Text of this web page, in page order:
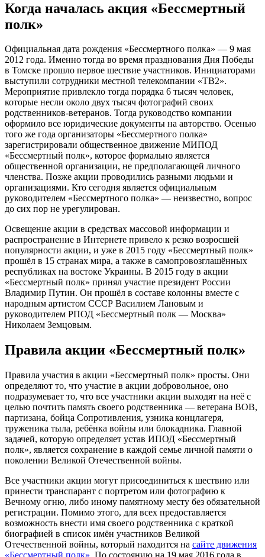
Когда началась акция «Бессмертный
полк»
Официальная дата рождения «Бессмертного полка» — 9 мая
2012 года. Именно тогда во время празднования Дня Победы
в Томске прошло первое шествие участников. Инициаторами
выступили сотрудники местной телекомпании «ТВ2».
Мероприятие привлекло тогда порядка 6 тысяч человек,
которые несли около двух тысяч фотографий своих
родственников-ветеранов. Тогда руководство компании
оформило все юридические документы на авторство. Осенью
того же года организаторы «Бессмертного полка»
зарегистрировали общественное движение МИПОД
«Бессмертный полк», которое формально является
общественной организации, не предполагающей личного
членства. Позже акции проводились разными людьми и
организациями. Кто сегодня является официальным
руководителем «Бессмертного полка» — неизвестно, вопрос
до сих пор не урегулирован.
Освещение акции в средствах массовой информации и
распространение в Интернете привело к резко возросшей
популярности акции, и уже в 2015 году «Бессмертный полк»
прошёл в 15 странах мира, а также в самопровозглашённых
республиках на востоке Украины. В 2015 году в акции
«Бессмертный полк» принял участие президент России
Владимир Путин. Он прошёл в составе колонны вместе с
народным артистом СССР Василием Лановым и
руководителем РПОД «Бессмертный полк — Москва»
Николаем Земцовым.
Правила акции «Бессмертный полк»
Правила участия в акции «Бессмертный полк» просты. Они
определяют то, что участие в акции добровольное, оно
подразумевает то, что все участники акции выходят на неё с
целью почтить память своего родственника — ветерана ВОВ,
партизана, бойца Сопротивления, узника концлагеря,
труженика тыла, ребёнка войны или блокадника. Главной
задачей, которую определяет устав ИПОД «Бессмертный
полк», является сохранение в каждой семье личной памяти о
поколении Великой Отечественной войны.
Все участники акции могут присоединиться к шествию или
принести транспарант с портретом или фотографию к
Вечному огню, либо иному памятному месту без обязательной
регистрации. Помимо этого, для всех предоставляется
возможность внести имя своего родственника с краткой
биографией в список имён участников Великой
Отечественной войны, который находится на сайте движения